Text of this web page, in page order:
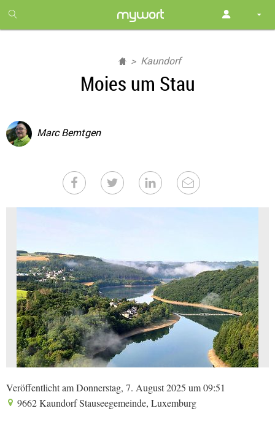
month
free
Kaundorf
Moies um Stau
Marc Bemtgen
Veröffentlicht am Donnerstag, 7. August 2025 um 09:51
9662 Kaundorf Stauseegemeinde, Luxemburg